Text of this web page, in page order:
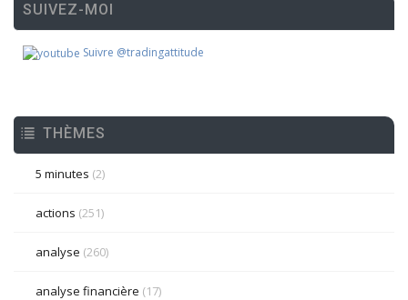
SUIVEZ-MOI
Suivre @tradingattitude
THÈMES
5 minutes (2)
actions (251)
analyse (260)
analyse financière (17)